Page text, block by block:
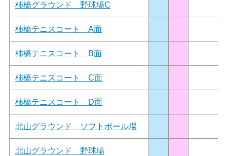
柿橋グラウンド 野球場C
柿橋テニスコート A面
柿橋テニスコート B面
柿橋テニスコート C面
柿橋テニスコート D面
北山グラウンド ソフトボール場
北山グラウンド 野球場